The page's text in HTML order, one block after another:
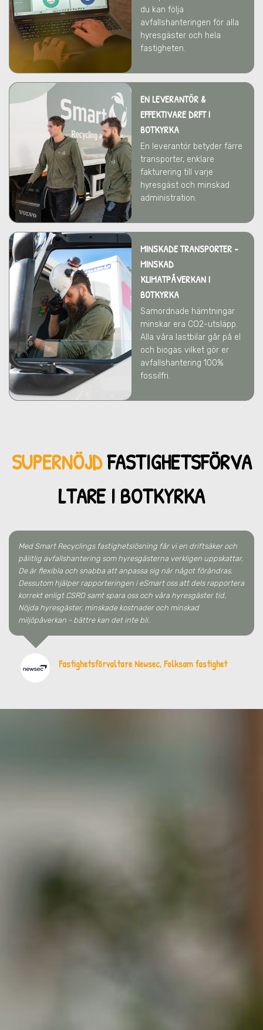
du kan följa
avfallshanteringen för alla
hyresgäster och hela
fastigheten.
EN LEVERANTÖR &
EFFEKTIVARE DRFTI
BOTKYRKA
En leverantör betyder färre
transporter, enklare
fakturering till varje
hyresgäst och minskad
administration.
MINSKADE TRANSPORTER -
MINSKAD
KLIMATPÅVERKANI
BOTKYRKA
Samordnade hämtningar
minskar era CO2-utsläpp.
Alla våra lastbilar går på el
och biogas vilket gör er
avfallshantering 100%
fossilfri.
SUPERNÖJDFASTIGHETSFÖRVA
LTARE I BOTKYRKA
Med Smart Recyclings fastighetslösning får vi en driftsäker och
pålitlig avfallshantering som hyresgästerna verkligen uppskattar.
De är flexibla och snabba att anpassa sig när något förändras.
Dessutom hjälper rapporteringen i eSmart oss att dels rapportera
korrekt enligt CSRD samt spara oss och våra hyresgäster tid.
Nöjda hyresgäster, minskade kostnader och minskad
miljöpåverkan - bättre kan det inte bli.
Fastighetsförvaltare Newsec, Folksam fastighet